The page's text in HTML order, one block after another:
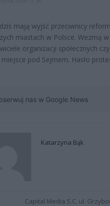
mają wyjść przeciwnicy
miastach w Polsce. Wezmą
organizacji społecznych
pod Sejmem. Hasło
nas w Google News
Katarzyna Bąk
Capital Media S.C. ul.